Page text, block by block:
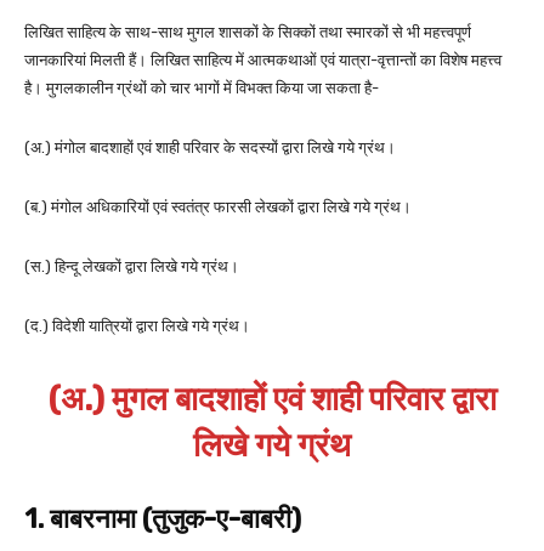
लिखित साहित्य के साथ-साथ मुगल शासकों के सिक्कों तथा स्मारकों से भी महत्त्वपूर्ण
जानकारियां मिलती हैं। लिखित साहित्य में आत्मकथाओं एवं यात्रा-वृत्तान्तों का विशेष महत्त्व
है। मुगलकालीन ग्रंथों को चार भागों में विभक्त किया जा सकता है-
(अ.) मंगोल बादशाहों एवं शाही परिवार के सदस्यों द्वारा लिखे गये ग्रंथ।
(ब.) मंगोल अधिकारियों एवं स्वतंत्र फारसी लेखकों द्वारा लिखे गये ग्रंथ।
(स.) हिन्दू लेखकों द्वारा लिखे गये ग्रंथ।
(द.) विदेशी यात्रियों द्वारा लिखे गये ग्रंथ।
(अ.) मुगल बादशाहों एवं शाही परिवार द्वारा
लिखे गये ग्रंथ
1. बाबरनामा (तुजुक-ए-बाबरी)